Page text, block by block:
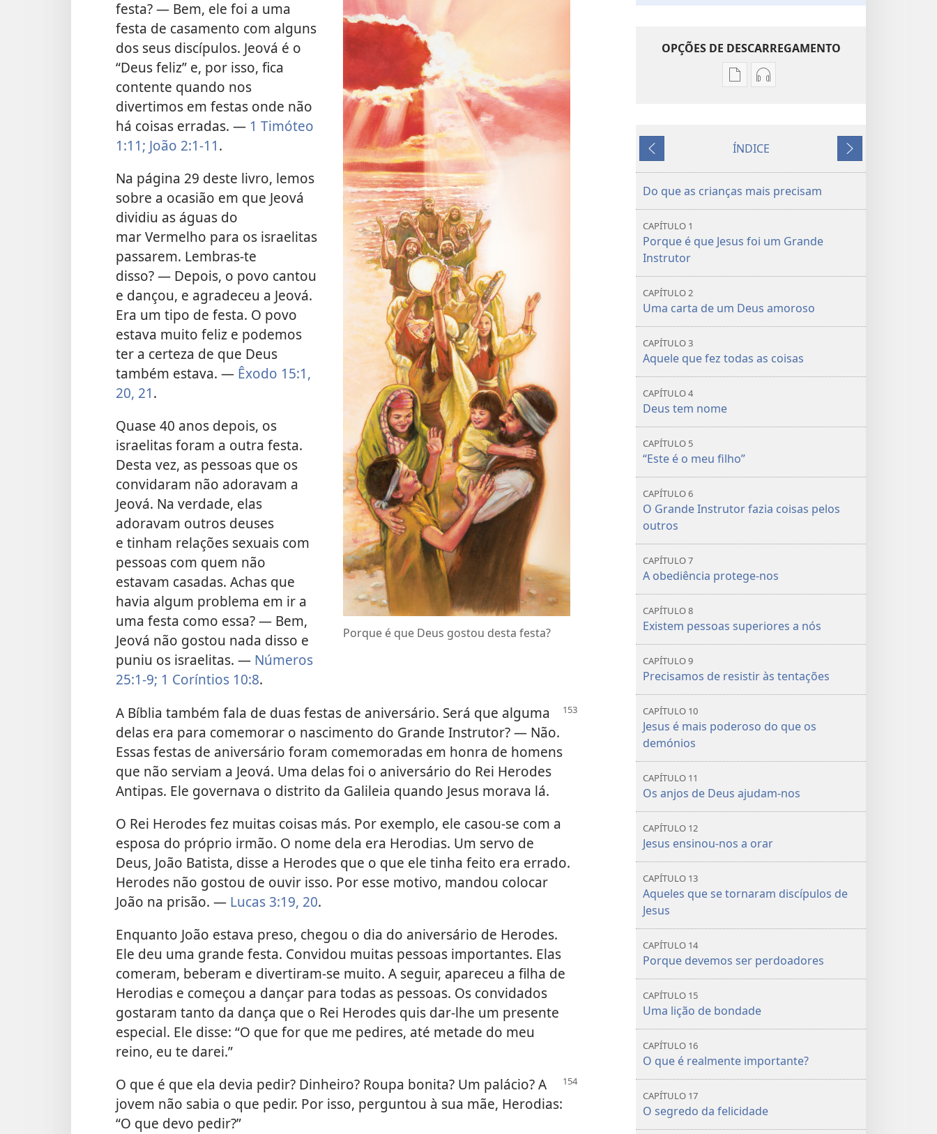
Porque é que Deus gostou desta festa?
festa? — Bem, ele foi a uma
festa de casamento com alguns
dos seus discípulos. Jeová é o
“Deus feliz” e, por isso, fica
contente quando nos
divertimos em festas onde não
há coisas erradas. — 1 Timóteo
1:11; João 2:1-11.
Na página 29 deste livro, lemos
sobre a ocasião em que Jeová
dividiu as águas do
mar Vermelho para os israelitas
passarem. Lembras-te
disso? — Depois, o povo cantou
e dançou, e agradeceu a Jeová.
Era um tipo de festa. O povo
estava muito feliz e podemos
ter a certeza de que Deus
também estava. — Êxodo 15:1,
20, 21.
Quase 40 anos depois, os
israelitas foram a outra festa.
Desta vez, as pessoas que os
convidaram não adoravam a
Jeová. Na verdade, elas
adoravam outros deuses
e tinham relações sexuais com
pessoas com quem não
estavam casadas. Achas que
havia algum problema em ir a
uma festa como essa? — Bem,
Jeová não gostou nada disso e
puniu os israelitas. — Números
25:1-9; 1 Coríntios 10:8.
A Bíblia também fala de duas festas de aniversário. Será que alguma
delas era para comemorar o nascimento do Grande Instrutor? — Não.
Essas festas de aniversário foram comemoradas em honra de homens
que não serviam a Jeová. Uma delas foi o aniversário do Rei Herodes
Antipas. Ele governava o distrito da Galileia quando Jesus morava lá.
O Rei Herodes fez muitas coisas más. Por exemplo, ele casou-se com a
esposa do próprio irmão. O nome dela era Herodias. Um servo de
Deus, João Batista, disse a Herodes que o que ele tinha feito era errado.
Herodes não gostou de ouvir isso. Por esse motivo, mandou colocar
João na prisão. — Lucas 3:19, 20.
Enquanto João estava preso, chegou o dia do aniversário de Herodes.
Ele deu uma grande festa. Convidou muitas pessoas importantes. Elas
comeram, beberam e divertiram-se muito. A seguir, apareceu a filha de
Herodias e começou a dançar para todas as pessoas. Os convidados
gostaram tanto da dança que o Rei Herodes quis dar-lhe um presente
especial. Ele disse: “O que for que me pedires, até metade do meu
reino, eu te darei.”
O que é que ela devia pedir? Dinheiro? Roupa bonita? Um palácio? A
jovem não sabia o que pedir. Por isso, perguntou à sua mãe, Herodias:
“O que devo pedir?”
OPÇÕES DE DESCARREGAMENTO
Opções
publicações
Grande
Opções
áudio
do
Grande
Anterior
ÍNDICE
Seguinte
Do que as crianças mais precisam
CAPÍTULO 1
Porque é que Jesus foi um Grande
Instrutor
CAPÍTULO 2
Uma carta de um Deus amoroso
CAPÍTULO 3
Aquele que fez todas as coisas
CAPÍTULO 4
Deus tem nome
CAPÍTULO 5
“Este é o meu filho”
CAPÍTULO 6
O Grande Instrutor fazia coisas pelos
outros
CAPÍTULO 7
A obediência protege-nos
CAPÍTULO 8
Existem pessoas superiores a nós
CAPÍTULO 9
Precisamos de resistir às tentações
CAPÍTULO 10
Jesus é mais poderoso do que os
demónios
CAPÍTULO 11
Os anjos de Deus ajudam-nos
CAPÍTULO 12
Jesus ensinou-nos a orar
CAPÍTULO 13
Aqueles que se tornaram discípulos de
Jesus
CAPÍTULO 14
Porque devemos ser perdoadores
CAPÍTULO 15
Uma lição de bondade
CAPÍTULO 16
O que é realmente importante?
CAPÍTULO 17
O segredo da felicidade